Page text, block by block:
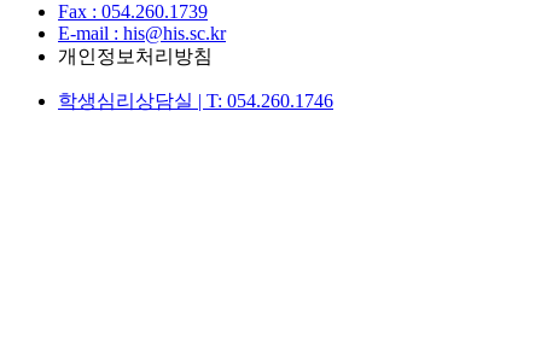
Fax : 054.260.1739
E-mail : his@his.sc.kr
개인정보처리방침
학생심리상담실 | T: 054.260.1746